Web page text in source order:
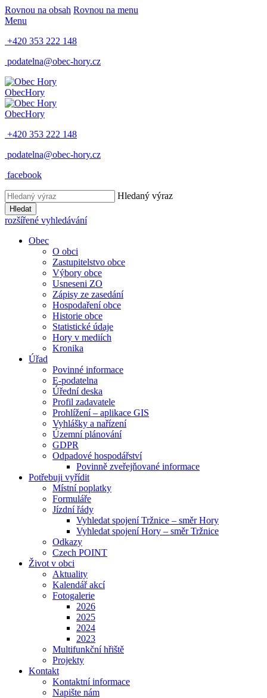
Rovnou na obsah Rovnou na menu
Menu
+420 353 222 148
podatelna@obec-hory.cz
ObecHory
ObecHory
+420 353 222 148
podatelna@obec-hory.cz
facebook
Hledaný výraz
Hledat
rozšířené vyhledávání
Obec
O obci
Zastupitelstvo obce
Výbory obce
Usneseni ZO
Zápisy ze zasedání
Hospodaření obce
Historie obce
Statistické údaje
Hory v mediích
Kronika
Úřad
Povinné informace
E-podatelna
Úřední deska
Profil zadavatele
Prohlížení – aplikace GIS
Vyhlášky a nařízení
Územní plánování
GDPR
Odpadové hospodářství
Povinně zveřejňované informace
Potřebuji vyřídit
Místní poplatky
Formuláře
Jízdní řády
Vyhledat spojení Tržnice – směr Hory
Vyhledat spojení Hory – směr Tržnice
Odkazy
Czech POINT
Život v obci
Aktuality
Kalendář akcí
Fotogalerie
2026
2025
2024
2023
Multifunkční hřiště
Projekty
Kontakt
Kontaktní informace
Napište nám